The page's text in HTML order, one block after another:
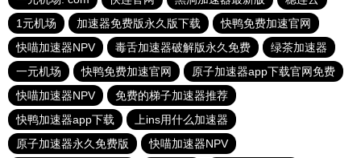
1元机场
加速器免费版永久版下载
快鸭免费加速官网
快喵加速器NPV
毒舌加速器破解版永久免费
绿茶加速器
一元机场
快鸭免费加速官网
原子加速器app下载官网免费
快喵加速器NPV
免费的梯子加速器推荐
快鸭加速器app下载
上ins用什么加速器
原子加速器永久免费版
快喵加速器NPV